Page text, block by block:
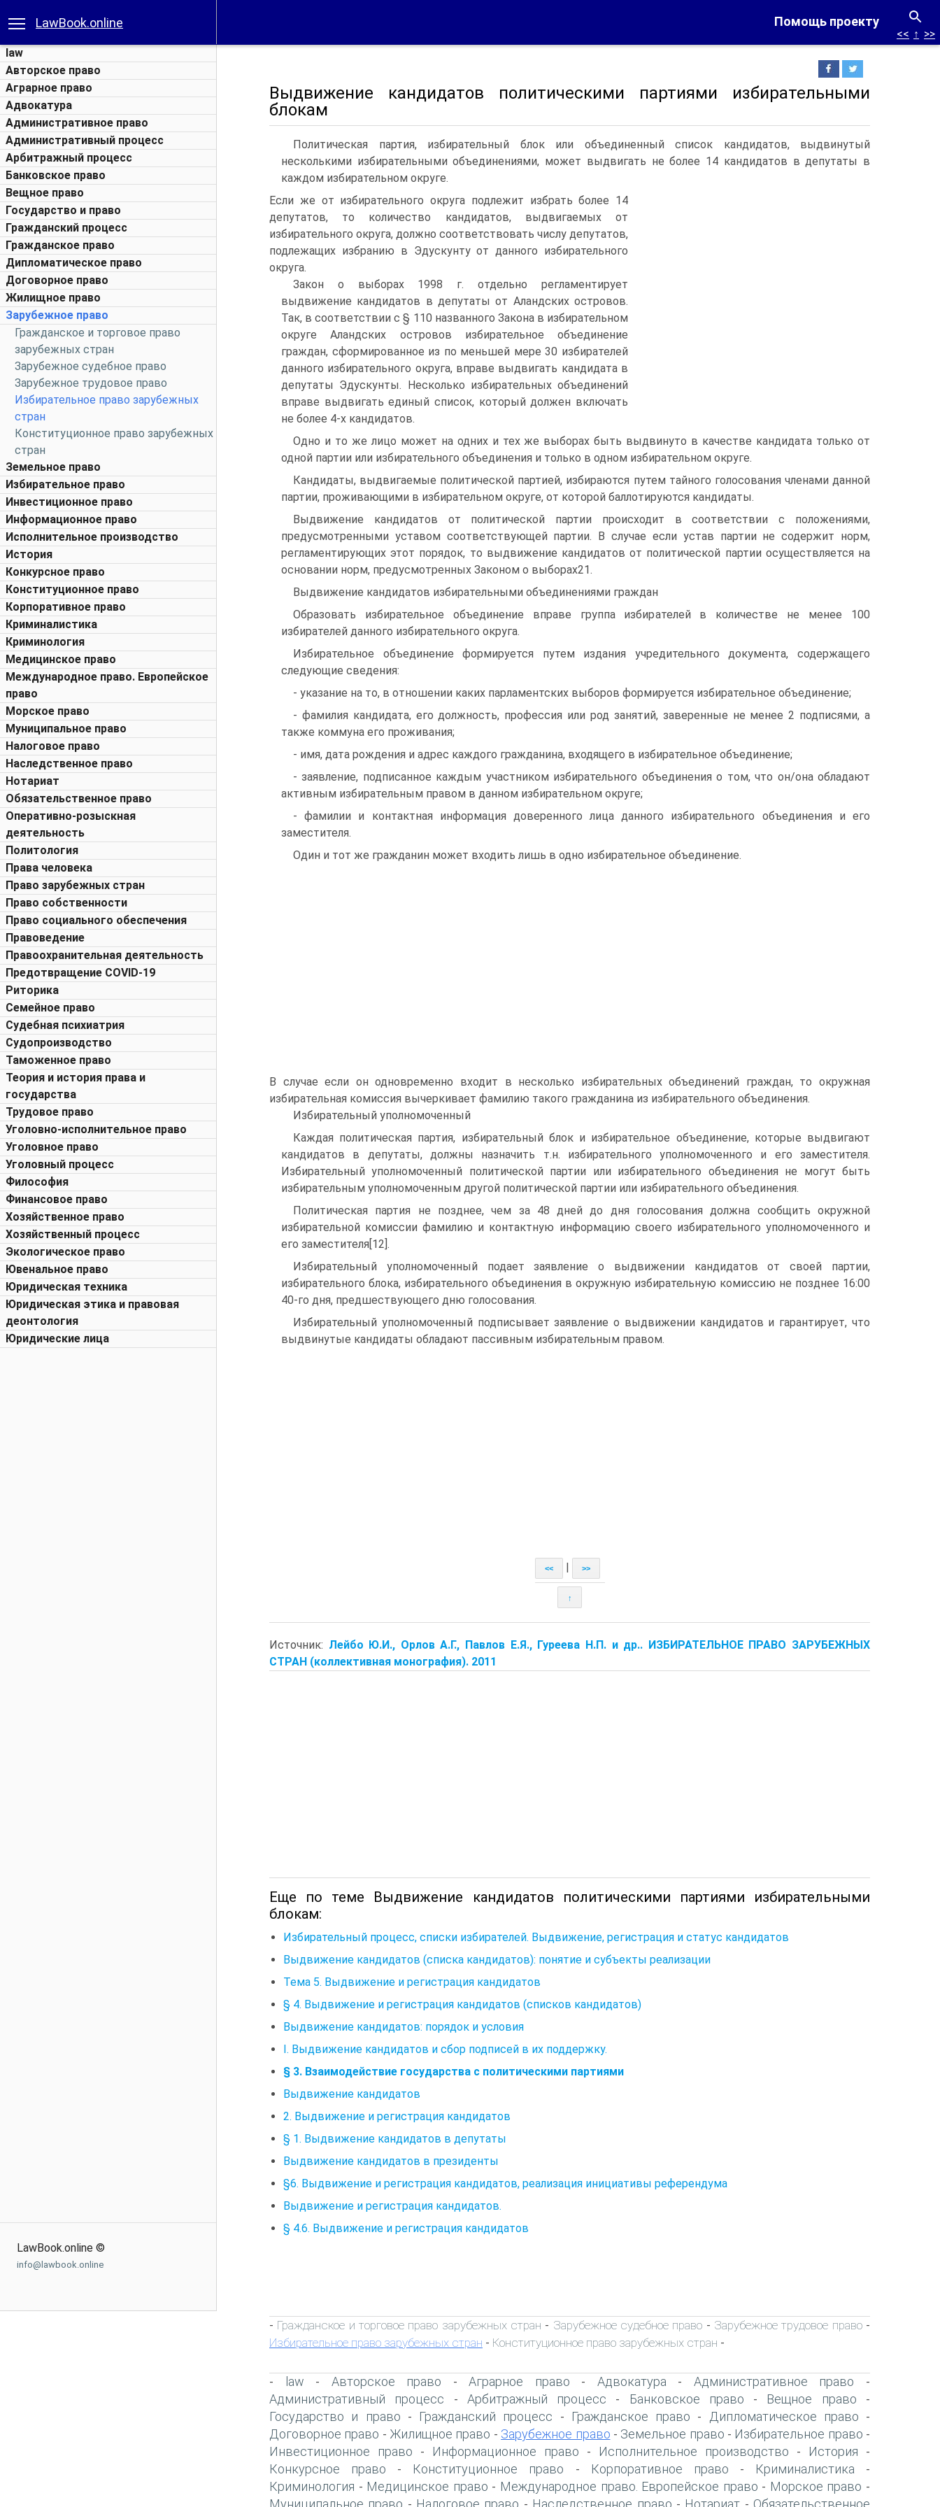
Помощь проекту
LawBook.online
law
Авторское право
Аграрное право
Адвокатура
Административное право
Административный процесс
Арбитражный процесс
Банковское право
Вещное право
Государство и право
Гражданский процесс
Гражданское право
Дипломатическое право
Договорное право
Жилищное право
Зарубежное право
Гражданское и торговое право
зарубежных стран
Зарубежное судебное право
Зарубежное трудовое право
Избирательное право зарубежных
стран
Конституционное право зарубежных
стран
Земельное право
Избирательное право
Инвестиционное право
Информационное право
Исполнительное производство
История
Конкурсное право
Конституционное право
Корпоративное право
Криминалистика
Криминология
Медицинское право
Международное право. Европейское
право
Морское право
Муниципальное право
Налоговое право
Наследственное право
Нотариат
Обязательственное право
Оперативно-розыскная
деятельность
Политология
Права человека
Право зарубежных стран
Право собственности
Право социального обеспечения
Правоведение
Правоохранительная деятельность
Предотвращение COVID-19
Риторика
Семейное право
Судебная психиатрия
Судопроизводство
Таможенное право
Теория и история права и
государства
Трудовое право
Уголовно-исполнительное право
Уголовное право
Уголовный процесс
Философия
Финансовое право
Хозяйственное право
Хозяйственный процесс
Экологическое право
Ювенальное право
Юридическая техника
Юридическая этика и правовая
деонтология
Юридические лица
LawBook.online ©
info@lawbook.online
<< ↑ >>
Выдвижение кандидатов политическими партиями избирательными
блокам
Политическая партия, избирательный блок или объединенный список кандидатов, выдвинутый
несколькими избирательными объединениями, может выдвигать не более 14 кандидатов в депутаты в
каждом избирательном округе.
Если же от избирательного округа подлежит избрать более 14
депутатов, то количество кандидатов, выдвигаемых от
избирательного округа, должно соответствовать числу депутатов,
подлежащих избранию в Эдускунту от данного избирательного
округа.
Закон о выборах 1998 г. отдельно регламентирует
выдвижение кандидатов в депутаты от Аландских островов.
Так, в соответствии с § 110 названного Закона в избирательном
округе Аландских островов избирательное объединение
граждан, сформированное из по меньшей мере 30 избирателей
данного избирательного округа, вправе выдвигать кандидата в
депутаты Эдускунты. Несколько избирательных объединений
вправе выдвигать единый список, который должен включать
не более 4-х кандидатов.
Одно и то же лицо может на одних и тех же выборах быть выдвинуто в качестве кандидата только от
одной партии или избирательного объединения и только в одном избирательном округе.
Кандидаты, выдвигаемые политической партией, избираются путем тайного голосования членами данной
партии, проживающими в избирательном округе, от которой баллотируются кандидаты.
Выдвижение кандидатов от политической партии происходит в соответствии с положениями,
предусмотренными уставом соответствующей партии. В случае если устав партии не содержит норм,
регламентирующих этот порядок, то выдвижение кандидатов от политической партии осуществляется на
основании норм, предусмотренных Законом о выборах21.
Выдвижение кандидатов избирательными объединениями граждан
Образовать избирательное объединение вправе группа избирателей в количестве не менее 100
избирателей данного избирательного округа.
Избирательное объединение формируется путем издания учредительного документа, содержащего
следующие сведения:
- указание на то, в отношении каких парламентских выборов формируется избирательное объединение;
- фамилия кандидата, его должность, профессия или род занятий, заверенные не менее 2 подписями, а
также коммуна его проживания;
- имя, дата рождения и адрес каждого гражданина, входящего в избирательное объединение;
- заявление, подписанное каждым участником избирательного объединения о том, что он/она обладают
активным избирательным правом в данном избирательном округе;
- фамилии и контактная информация доверенного лица данного избирательного объединения и его
заместителя.
Один и тот же гражданин может входить лишь в одно избирательное объединение.
В случае если он одновременно входит в несколько избирательных объединений граждан, то окружная
избирательная комиссия вычеркивает фамилию такого гражданина из избирательного объединения.
Избирательный уполномоченный
Каждая политическая партия, избирательный блок и избирательное объединение, которые выдвигают
кандидатов в депутаты, должны назначить т.н. избирательного уполномоченного и его заместителя.
Избирательный уполномоченный политической партии или избирательного объединения не могут быть
избирательным уполномоченным другой политической партии или избирательного объединения.
Политическая партия не позднее, чем за 48 дней до дня голосования должна сообщить окружной
избирательной комиссии фамилию и контактную информацию своего избирательного уполномоченного и
его заместителя[12].
Избирательный уполномоченный подает заявление о выдвижении кандидатов от своей партии,
избирательного блока, избирательного объединения в окружную избирательную комиссию не позднее 16:00
40-го дня, предшествующего дню голосования.
Избирательный уполномоченный подписывает заявление о выдвижении кандидатов и гарантирует, что
выдвинутые кандидаты обладают пассивным избирательным правом.
<< >>
↑
Источник: Лейбо Ю.И., Орлов А.Г., Павлов Е.Я., Гуреева Н.П. и др.. ИЗБИРАТЕЛЬНОЕ ПРАВО ЗАРУБЕЖНЫХ
СТРАН (коллективная монография). 2011
Еще по теме Выдвижение кандидатов политическими партиями избирательными
блокам:
Избирательный процесс, списки избирателей. Выдвижение, регистрация и статус кандидатов
Выдвижение кандидатов (списка кандидатов): понятие и субъекты реализации
Тема 5. Выдвижение и регистрация кандидатов
§ 4. Выдвижение и регистрация кандидатов (списков кандидатов)
Выдвижение кандидатов: порядок и условия
I. Выдвижение кандидатов и сбор подписей в их поддержку.
§ 3. Взаимодействие государства с политическими партиями
Выдвижение кандидатов
2. Выдвижение и регистрация кандидатов
§ 1. Выдвижение кандидатов в депутаты
Выдвижение кандидатов в президенты
§6. Выдвижение и регистрация кандидатов, реализация инициативы референдума
Выдвижение и регистрация кандидатов.
§ 4.6. Выдвижение и регистрация кандидатов
- Гражданское и торговое право зарубежных стран - Зарубежное судебное право - Зарубежное трудовое право-
Избирательное право зарубежных стран - Конституционное право зарубежных стран -
- law - Авторское право -Аграрное право - Адвокатура - Административное право -
Административный процесс - Арбитражный процесс - Банковское право - Вещное право -
Государство и право - Гражданский процесс - Гражданское право - Дипломатическое право -
Договорное право - Жилищное право - Зарубежное право - Земельное право - Избирательное право -
Инвестиционное право - Информационное право - Исполнительное производство - История -
Конкурсное право - Конституционное право - Корпоративное право - Криминалистика -
Криминология - Медицинское право - Международное право. Европейское право - Морское право -
Муниципальное право Налоговое право Наследственное право Нотариат Обязательственное